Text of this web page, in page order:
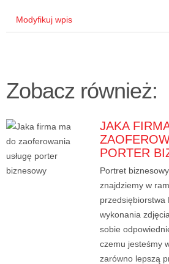
Modyfikuj wpis
Zobacz również:
JAKA
PORTER
Portret
znajdziemy w
przedsiębiorstwa
wykonania
sobie
czemu jesteśmy
zarówno lepszą